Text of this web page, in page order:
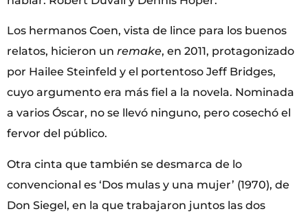
Los hermanos Coen, vista de lince para los buenos
relatos, hicieron un remake, en 2011, protagonizado
por Hailee Steinfeld y el portentoso Jeff Bridges,
cuyo argumento era más fiel a la novela. Nominada
a varios Óscar, no se llevó ninguno, pero cosechó el
fervor del público.
Otra cinta que también se desmarca de lo
convencional es ‘Dos mulas y una mujer’ (1970), de
Don Siegel, en la que trabajaron juntos las dos